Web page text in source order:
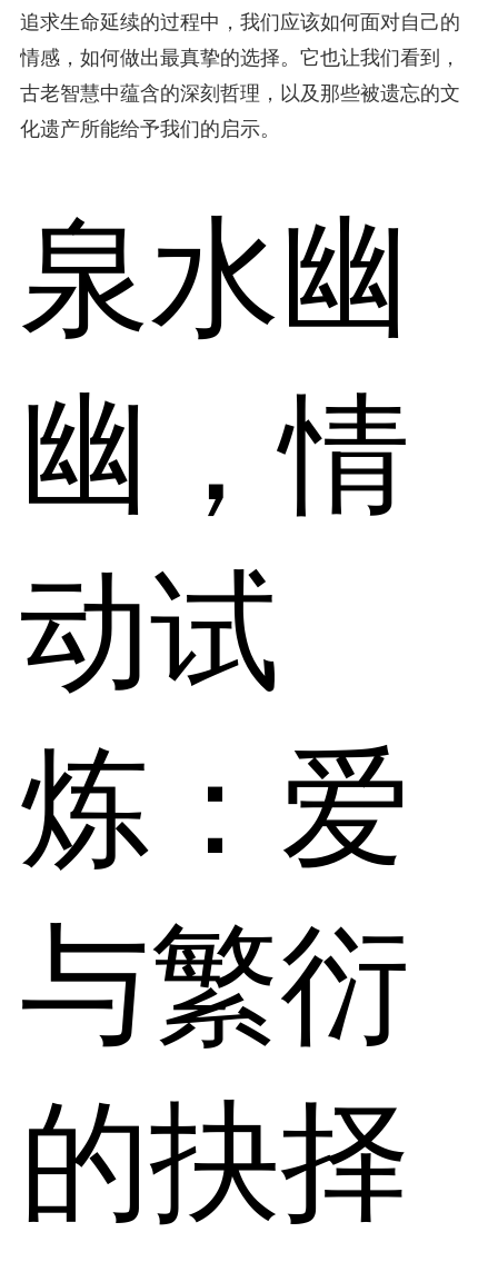
追求生命延续的过程中，我们应该如何面对自己的
情感，如何做出最真挚的选择。它也让我们看到，
古老智慧中蕴含的深刻哲理，以及那些被遗忘的文
化遗产所能给予我们的启示。
泉水幽
幽，情
动试
炼：爱
与繁衍
的抉择